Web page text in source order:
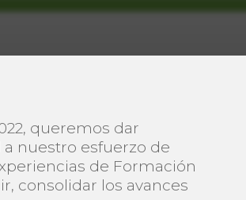
queremos dar
nuestro esfuerzo de
de Formación
consolidar los avances